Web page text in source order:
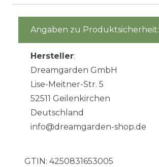
Angaben zu Produktsicherheit:
Hersteller:
Dreamgarden GmbH
Lise-Meitner-Str. 5
52511 Geilenkirchen
Deutschland
info@dreamgarden-shop.de
GTIN: 4250831653005